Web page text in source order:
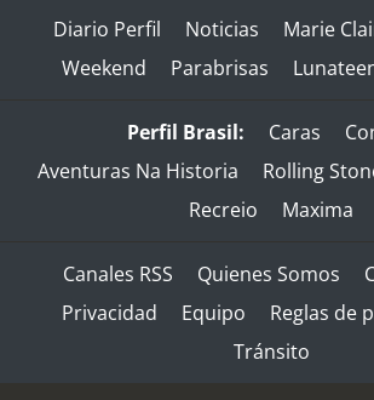
Diario Perfil Noticias Marie
Weekend
Parabrisas
Perfil Brasil: Caras
Aventuras Na Historia
Rolling
Recreio
Maxima
Canales RSS Quienes Somos
Privacidad
Equipo
Reglas de
Tránsito